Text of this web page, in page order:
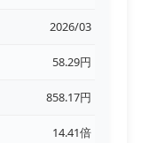
2026/03
58.29円
858.17円
14.41倍